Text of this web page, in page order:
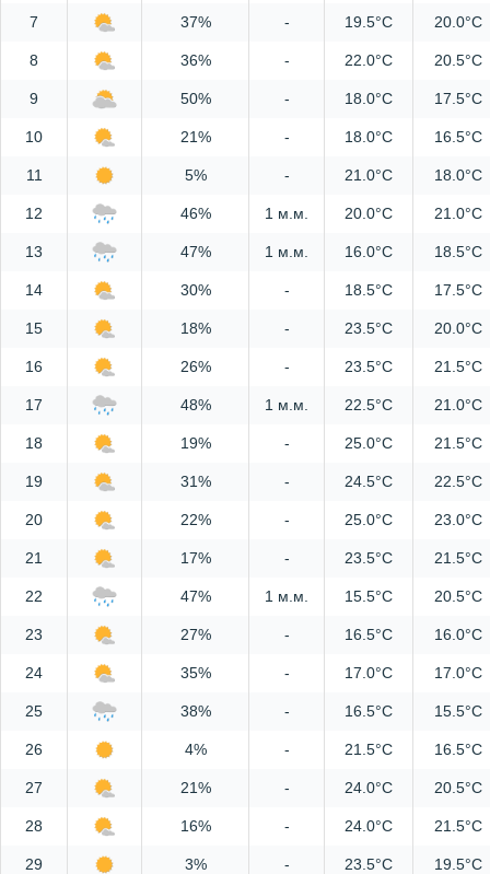
7 37% - 19.5°C 20.0°C
8 36% - 22.0°C 20.5°C
9 50% - 18.0°C 17.5°C
10 21% - 18.0°C 16.5°C
11 5% - 21.0°C 18.0°C
12 46% 1 м.м. 20.0°C 21.0°C
13 47% 1 м.м. 16.0°C 18.5°C
14 30% - 18.5°C 17.5°C
15 18% - 23.5°C 20.0°C
16 26% - 23.5°C 21.5°C
17 48% 1 м.м. 22.5°C 21.0°C
18 19% - 25.0°C 21.5°C
19 31% - 24.5°C 22.5°C
20 22% - 25.0°C 23.0°C
21 17% - 23.5°C 21.5°C
22 47% 1 м.м. 15.5°C 20.5°C
23 27% - 16.5°C 16.0°C
24 35% - 17.0°C 17.0°C
25 38% - 16.5°C 15.5°C
26 4% - 21.5°C 16.5°C
27 21% - 24.0°C 20.5°C
28 16% - 24.0°C 21.5°C
29 3% - 23.5°C 19.5°C